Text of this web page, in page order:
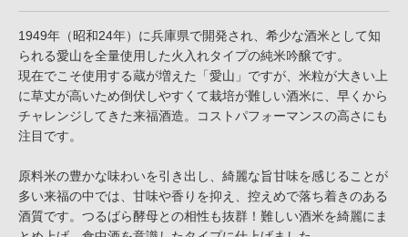
1949年（昭和24年）に兵庫県で開発され、希少な酒米として知
られる愛山を全量使用した火入れタイプの純米吟醸です。
現在でこそ使用する蔵が増えた「愛山」ですが、米粒が大きい上
に草丈が高いため倒伏しやすくて栽培が難しい酒米に、早くから
チャレンジしてきた来福酒造。コストパフォーマンスの高さにも
注目です。
原料米の豊かな味わいを引き出し、綺麗な旨甘味を感じることが
多い来福の中では、甘味や香りを抑え、控えめで落ち着きのある
酒質です。つるばら酵母との相性も抜群！難しい酒米を綺麗にま